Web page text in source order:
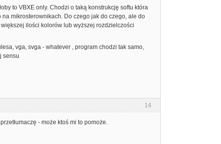
to VBXE only. Chodzi o taką konstrukcję softu która
mikrosterownikach. Do czego jak do czego, ale do
ilości kolorów lub wyższej rozdzielczości
vga, svga - whatever , program chodzi tak samo,
sensu
14
- może ktoś mi to pomoże.